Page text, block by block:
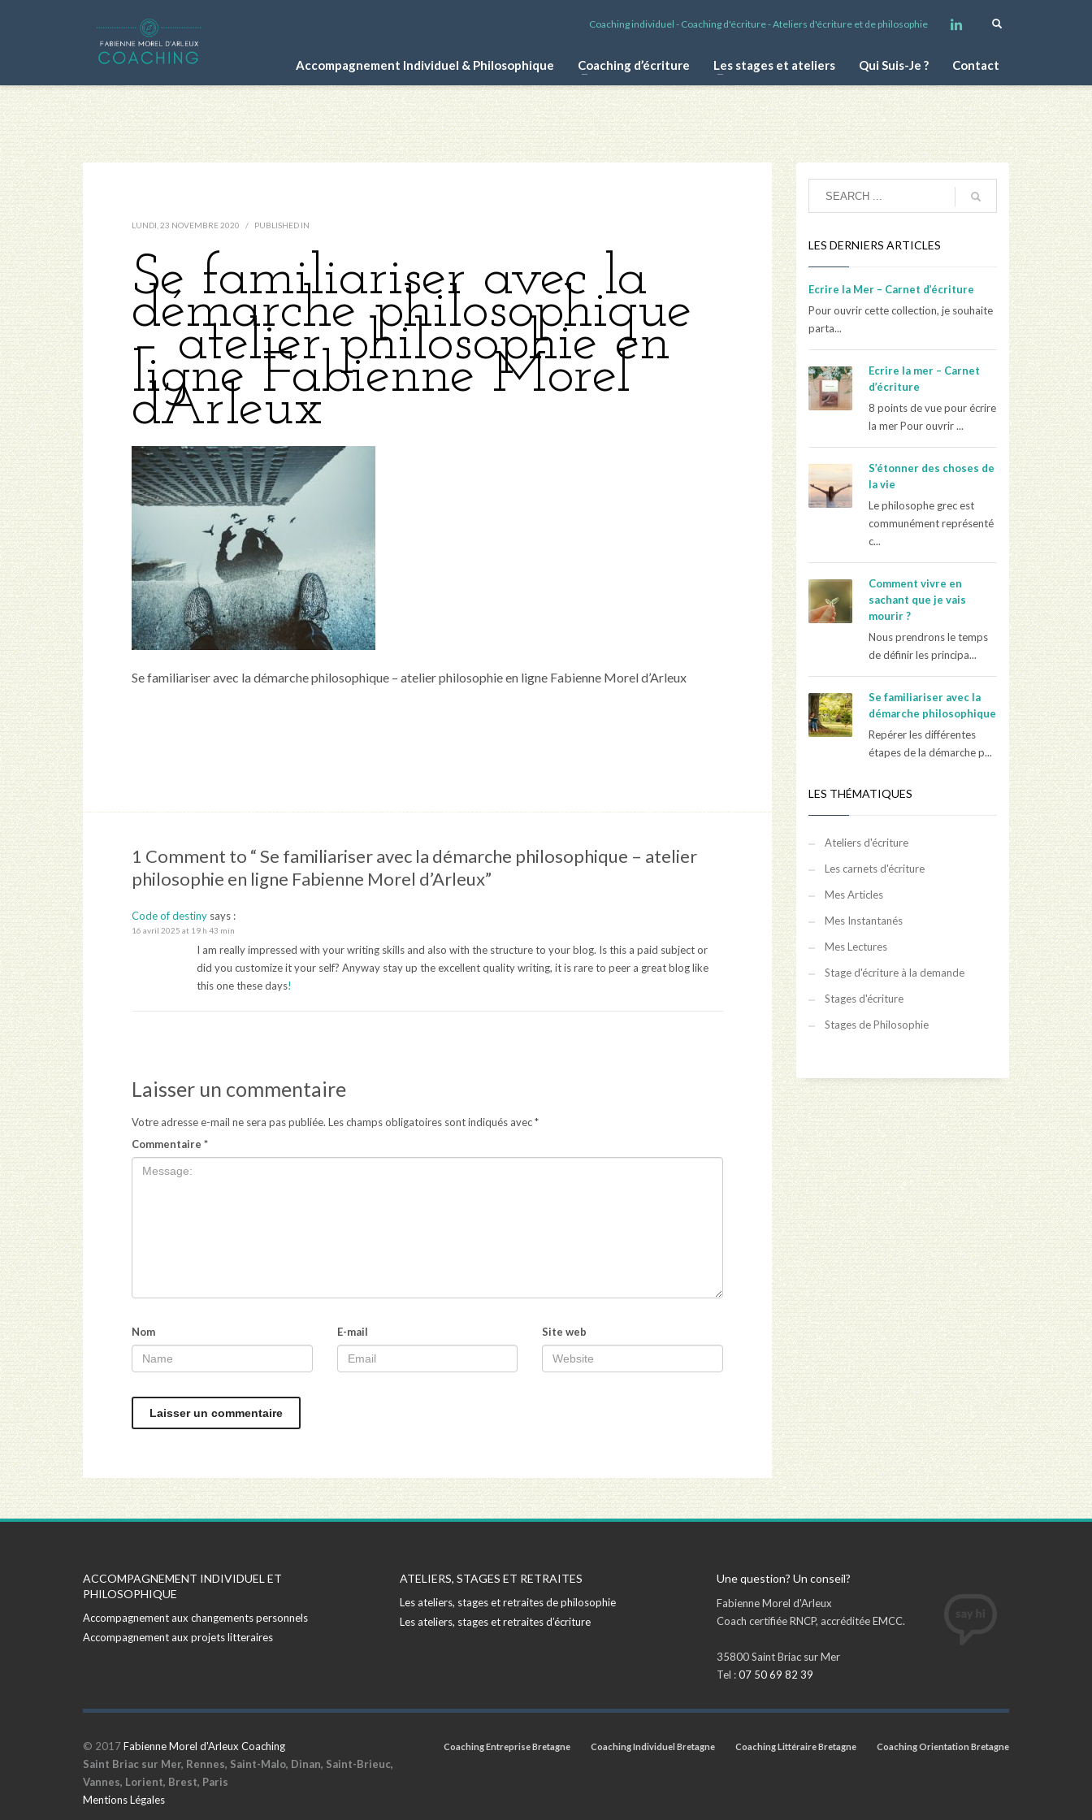
Coaching individuel - Coaching d'écriture - Ateliers d'écriture et de philosophie
Accompagnement Individuel & Philosophique Coaching d’écriture Les stages et ateliers Qui Suis-Je ? Contact
LUNDI, 23 NOVEMBRE 2020 / PUBLISHED IN
Se familiariser avec la
démarche philosophique
– atelier philosophie en
ligne Fabienne Morel
d’Arleux
Se familiariser avec la démarche philosophique – atelier philosophie en ligne Fabienne Morel d’Arleux
1 Comment to “ Se familiariser avec la démarche philosophique – atelier
philosophie en ligne Fabienne Morel d’Arleux”
Code of destiny says :
16 avril 2025 at 19 h 43 min
I am really impressed with your writing skills and also with the structure to your blog. Is this a paid subject or
did you customize it your self? Anyway stay up the excellent quality writing, it is rare to peer a great blog like
this one these days!
Laisser un commentaire
Votre adresse e-mail ne sera pas publiée. Les champs obligatoires sont indiqués avec*
Commentaire *
Nom E-mail Site web
LES DERNIERS ARTICLES
Ecrire la Mer – Carnet d’écriture
Pour ouvrir cette collection, je souhaite
parta...
Ecrire la mer – Carnet
d’écriture
8 points de vue pour écrire
la mer Pour ouvrir ...
S’étonner des choses de
la vie
Le philosophe grec est
communément représenté
c...
Comment vivre en
sachant que je vais
mourir ?
Nous prendrons le temps
de définir les principa...
Se familiariser avec la
démarche philosophique
Repérer les différentes
étapes de la démarche p...
LES THÉMATIQUES
Ateliers d'écriture
Les carnets d'écriture
Mes Articles
Mes Instantanés
Mes Lectures
Stage d'écriture à la demande
Stages d'écriture
Stages de Philosophie
ACCOMPAGNEMENT INDIVIDUEL ET
PHILOSOPHIQUE
Accompagnement aux changements personnels
Accompagnement aux projets litteraires
ATELIERS, STAGES ET RETRAITES
Les ateliers, stages et retraites de philosophie
Les ateliers, stages et retraites d’écriture
Une question? Un conseil?
Fabienne Morel d'Arleux
Coach certifiée RNCP, accréditée EMCC.
35800 Saint Briac sur Mer
Tel :07 50 69 82 39
Coaching Entreprise Bretagne Coaching Individuel Bretagne Coaching Littéraire Bretagne Coaching Orientation Bretagne
© 2017Fabienne Morel d'Arleux Coaching
Saint Briac sur Mer, Rennes, Saint-Malo, Dinan, Saint-Brieuc,
Vannes, Lorient, Brest, Paris
Mentions Légales